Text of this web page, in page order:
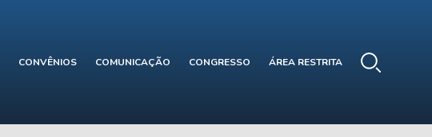
CONVÊNIOS COMUNICAÇÃO CONGRESSO ÁREA RESTRITA